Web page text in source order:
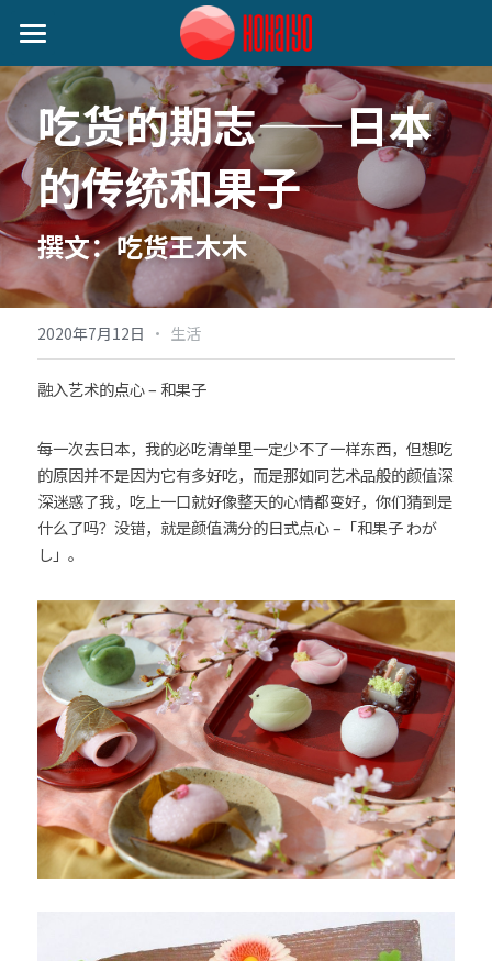
首页
日本动态
音乐类
娱乐类
生活类
作者分类
艺人动态
小野丽莎 (Lisa Ono)
SILENT SIREN (サイレントサイレン)
麦野优衣 (Yui Mugino)
桃知みなみ (Momochi Minami)
EIGHT OF TRIANGLE
26時のマスカレイド（26Jino
angela (アンジェラ)
超ときめき♡宣伝部
CiON（シーオン）
H△G（ハグ）
关注我们
吃货的期志——日本
的传统和果子
撰文：吃货王木木
2020年7月12日 · 生活
融入艺术的点心 – 和果子
每一次去日本，我的必吃清单里一定少不了一样东西，但想吃
的原因并不是因为它有多好吃，而是那如同艺术品般的颜值深
深迷惑了我，吃上一口就好像整天的心情都变好，你们猜到是
什么了吗？没错，就是颜值满分的日式点心 –「和果子 わが
し」。